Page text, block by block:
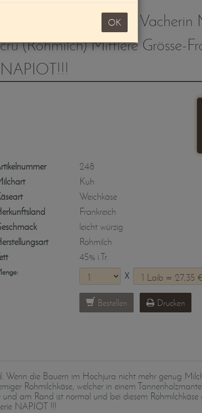
OK
Solange Vorrat reicht !
cru (Rohmilch) Mittlere Grösse-
NAPIOT!!!
248
Kuh
Weichkäse
Frankreich
leicht würzig
Rohmilch
45% i.Tr.
X
Bestellen Drucken
Wenn die Bauern im Hochjura nicht mehr genug
Rohmilchkäse, welcher in einem
am Rand ist normal und bei diesem
NAPIOT !!!